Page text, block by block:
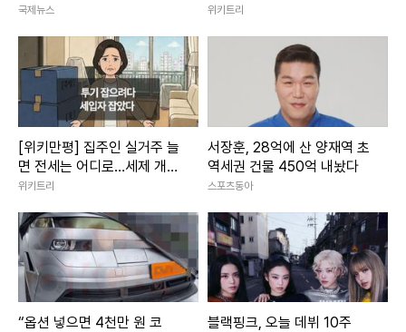
국제뉴스
라집니다
위키트리
[위키만평] 집주인 실거주 늘
면 전세는 어디로…세제 개편
에 세입자 불안 커진다
위키트리
서장훈, 28억에 산 양재역 초
역세권 건물 450억 내놨다
스포츠동아
“옵션 넣으면 4천만 원 코
블랙핑크, 오늘 데뷔 10주